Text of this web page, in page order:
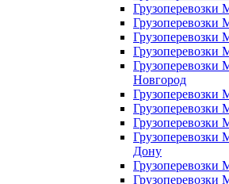
Грузоперевозки
Грузоперевозки
Грузоперевозки
Грузоперевозки
Новгород
Грузоперевозки
Грузоперевозки
Грузоперевозки
Грузоперевозки
Дону
Грузоперевозки
Грузоперевозки